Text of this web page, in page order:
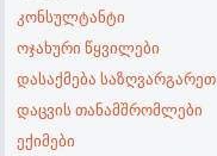
კონსულტანტი
ოჯახური წყვილები
დასაქმება საზღვარგარეთ
დაცვის თანამშრომლები
ექიმები